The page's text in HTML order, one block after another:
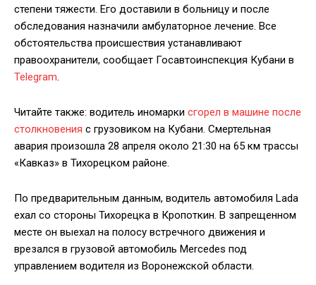
степени тяжести. Его доставили в больницу и после
обследования назначили амбулаторное лечение. Все
обстоятельства происшествия устанавливают
правоохранители, сообщает Госавтоинспекция Кубани в
Telegram.
Читайте также: водитель иномарки сгорел в машине после
столкновения с грузовиком на Кубани. Смертельная
авария произошла 28 апреля около 21:30 на 65 км трассы
«Кавказ» в Тихорецком районе.
По предварительным данным, водитель автомобиля Lada
ехал со стороны Тихорецка в Кропоткин. В запрещенном
месте он выехал на полосу встречного движения и
врезался в грузовой автомобиль Mercedes под
управлением водителя из Воронежской области.